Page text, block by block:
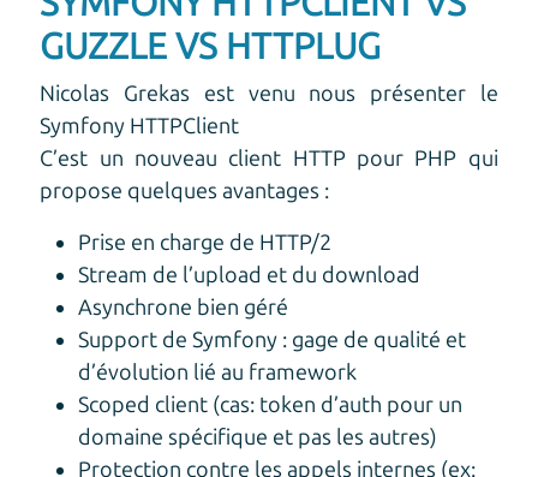
GUZZLE VS HTTPLUG
Nicolas Grekas est venu nous présenter le
Symfony HTTPClient
C’est un nouveau client HTTP pour PHP qui
propose quelques avantages :
Prise en charge de HTTP/2
Stream de l’upload et du download
Asynchrone bien géré
Support de Symfony : gage de qualité et
d’évolution lié au framework
Scoped client (cas: token d’auth pour un
domaine spécifique et pas les autres)
Protection contre les appels internes (ex: